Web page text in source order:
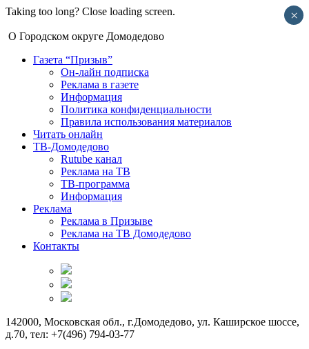
Taking too long? Close loading screen.
О Городском округе Домодедово
Газета “Призыв”
Он-лайн подписка
Реклама в газете
Информация
Политика конфиденциальности
Правила использования материалов
Читать онлайн
ТВ-Домодедово
Rutube канал
Реклама на ТВ
ТВ-программа
Информация
Реклама
Реклама в Призыве
Реклама на ТВ Домодедово
Контакты
142000, Московская обл., г.Домодедово, ул. Каширское шоссе,
д.70, тел: +7(496) 794-03-77
×